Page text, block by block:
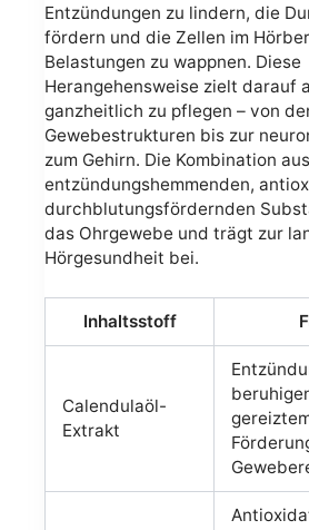
Entzündungen zu lindern, die
fördern und die Zellen im
Belastungen zu wappnen. Diese
Herangehensweise zielt darauf
ganzheitlich zu pflegen – von
Gewebestrukturen bis zur
zum Gehirn. Die Kombination aus
entzündungshemmenden,
durchblutungsfördernden
das Ohrgewebe und trägt zur
Hörgesundheit bei.
Inhaltsstoff
Calendulaöl-
Extrakt